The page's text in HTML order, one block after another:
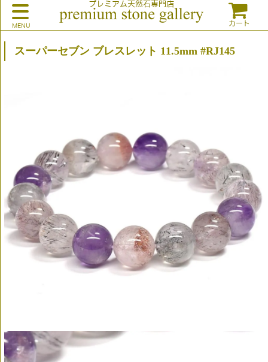
プレミアム天然石専門店
カート
スーパーセブン ブレスレット 11.5mm #RJ145